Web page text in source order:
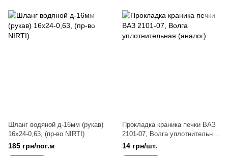
Шланг водяной д-16мм (рукав)
16х24-0,63, (пр-во NIRTI)
185 грн/пог.м
Прокладка краника печки ВАЗ
2101-07, Волга уплотнительная
(аналог)
14 грн/шт.